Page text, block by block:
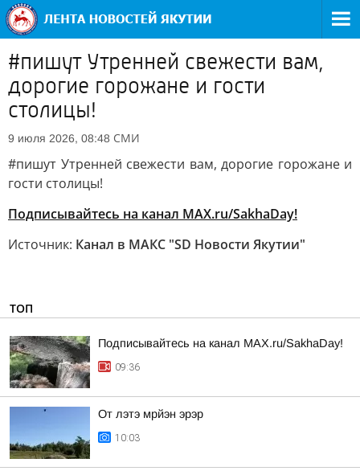
#пишут Утренней свежести вам,
дорогие горожане и гости
столицы!
9 июля 2026, 08:48 СМИ
#пишут Утренней свежести вам, дорогие горожане и
гости столицы!
Подписывайтесь на канал MAX.ru/SakhaDay!
Источник: Канал в МАКС "SD Новости Якутии"
ТОП
Подписывайтесь на канал MAX.ru/SakhaDay!
09:36
От лэтэ мрйэн эрэр
10:03